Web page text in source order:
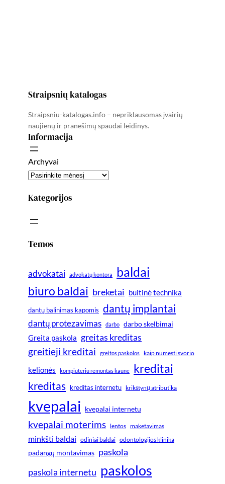
Straipsnių katalogas
Straipsniu-katalogas.info – nepriklausomas įvairių
naujienų ir pranešimų spaudai leidinys.
Informacija
Archyvai
Kategorijos
Temos
advokatai advokatų kontora baldai
biuro baldai breketai buitinė technika
dantų balinimas kapomis dantų implantai
dantų protezavimas darbo darbo skelbimai
Greita paskola greitas kreditas
greitieji kreditai greitos paskolos kaip numesti svorio
kelionės kompiuteriu remontas kaune kreditai
kreditas kreditas internetu krikštynų atributika
kvepalai kvepalai internetu
kvepalai moterims lentos maketavimas
minkšti baldai odiniai baldai odontologijos klinika
padangų montavimas paskola
paskola internetu paskolos